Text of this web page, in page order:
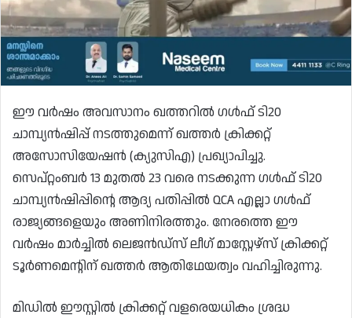
ഈ വർഷം അവസാനം ഖത്തറിൽ ഗൾഫ് ടി20
ചാമ്പ്യൻഷിപ്പ് നടത്തുമെന്ന് ഖത്തർ ക്രിക്കറ്റ്
അസോസിയേഷൻ (ക്യുസി‌എ) പ്രഖ്യാപിച്ചു.
സെപ്റ്റംബർ 13 മുതൽ 23 വരെ നടക്കുന്ന ഗൾഫ് ടി20
ചാമ്പ്യൻഷിപ്പിന്റെ ആദ്യ പതിപ്പിൽ QCA എല്ലാ ഗൾഫ്
രാജ്യങ്ങളെയും അണിനിരത്തും. നേരത്തെ ഈ
വർഷം മാർച്ചിൽ ലെജൻഡ്‌സ് ലീഗ് മാസ്റ്റേഴ്‌സ് ക്രിക്കറ്റ്
ടൂർണമെന്റിന് ഖത്തർ ആതിഥേയത്വം വഹിച്ചിരുന്നു.
മിഡിൽ ഈസ്റ്റിൽ ക്രിക്കറ്റ് വളരെയധികം ശ്രദ്ധ